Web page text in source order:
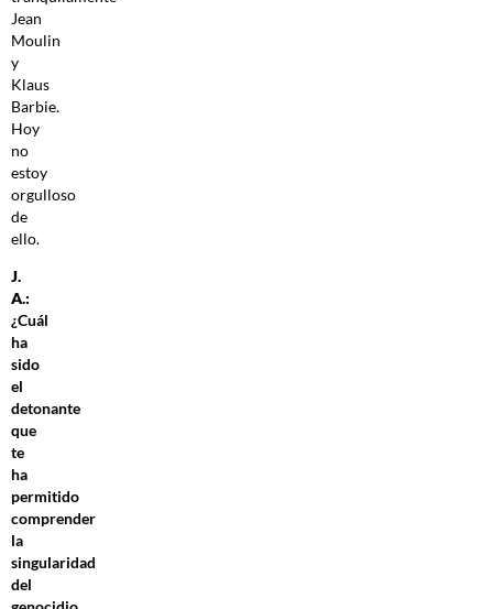
Jean
Moulin
y
Klaus
Barbie.
Hoy
no
estoy
orgulloso
de
ello.
J.
A.:
¿Cuál
ha
sido
el
detonante
que
te
ha
permitido
comprender
la
singularidad
del